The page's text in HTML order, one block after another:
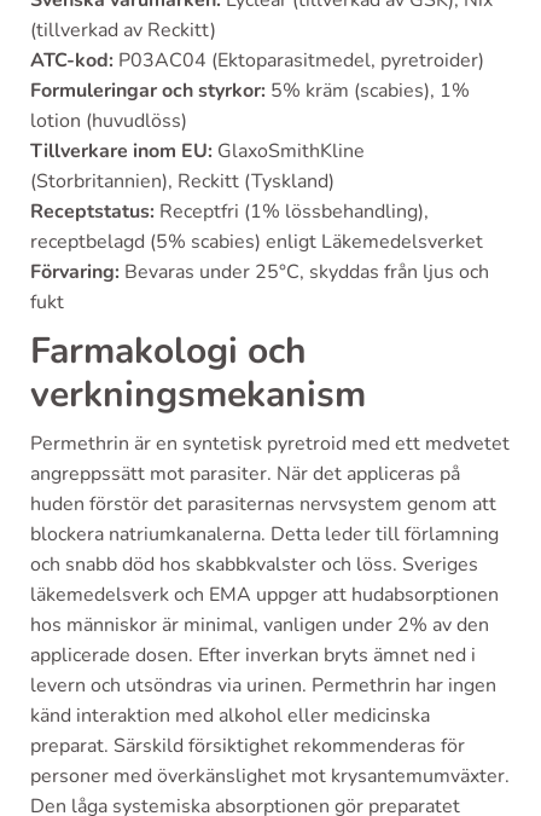
(tillverkad av Reckitt)
ATC-kod: P03AC04 (Ektoparasitmedel, pyretroider)
Formuleringar och styrkor: 5% kräm (scabies), 1%
lotion (huvudlöss)
Tillverkare inom EU: GlaxoSmithKline
(Storbritannien), Reckitt (Tyskland)
Receptstatus: Receptfri (1% lössbehandling),
receptbelagd (5% scabies) enligt Läkemedelsverket
Förvaring: Bevaras under 25°C, skyddas från ljus och
fukt
Farmakologi och
verkningsmekanism
Permethrin är en syntetisk pyretroid med ett medvetet
angreppssätt mot parasiter. När det appliceras på
huden förstör det parasiternas nervsystem genom att
blockera natriumkanalerna. Detta leder till förlamning
och snabb död hos skabbkvalster och löss. Sveriges
läkemedelsverk och EMA uppger att hudabsorptionen
hos människor är minimal, vanligen under 2% av den
applicerade dosen. Efter inverkan bryts ämnet ned i
levern och utsöndras via urinen. Permethrin har ingen
känd interaktion med alkohol eller medicinska
preparat. Särskild försiktighet rekommenderas för
personer med överkänslighet mot krysantemumväxter.
Den låga systemiska absorptionen gör preparatet